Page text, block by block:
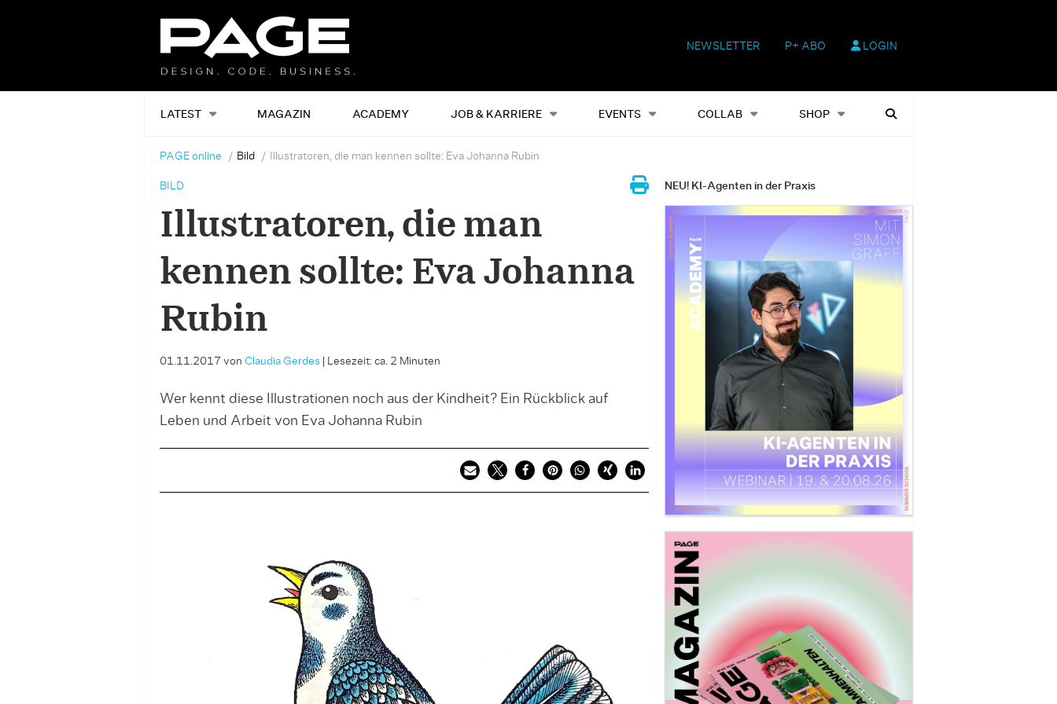
NEWSLETTER P+ ABO LOGIN
LATEST MAGAZIN ACADEMY JOB & KARRIERE EVENTS COLLAB SHOP
Alles Events Shop Heftausgaben Suchen
PAGE online Bild Illustratoren, die man kennen sollte: Eva Johanna Rubin
BILD
Illustratoren, die man
kennen sollte: Eva Johanna
Rubin
01.11.2017 von Claudia Gerdes Lesezeit: ca. 2 Minuten
Wer kennt diese Illustrationen noch aus der Kindheit? Ein Rückblick auf
Leben und Arbeit von Eva Johanna Rubin
NEU! KI-Agenten in der Praxis